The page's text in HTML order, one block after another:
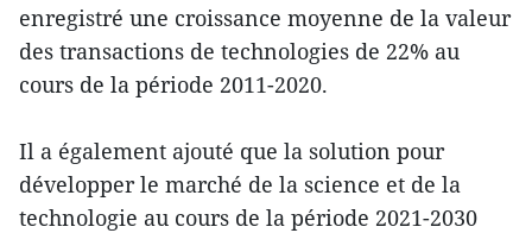
enregistré une croissance moyenne de la valeur
des transactions de technologies de 22% au
cours de la période 2011-2020.
Il a également ajouté que la solution pour
développer le marché de la science et de la
technologie au cours de la période 2021-2030